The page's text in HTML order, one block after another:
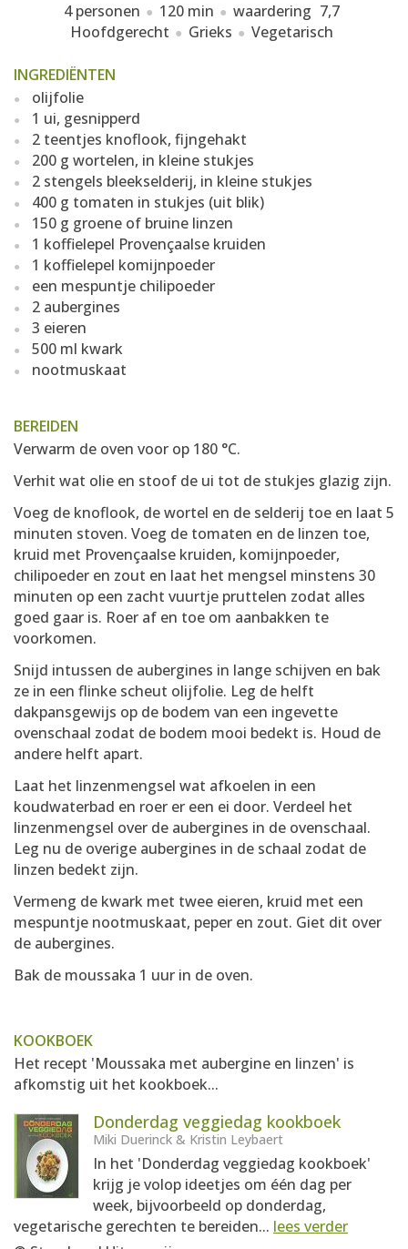
4 personen 120 min waardering 7,7
Hoofdgerecht
Grieks Vegetarisch
INGREDIËNTEN
olijfolie
1 ui, gesnipperd
2 teentjes knoflook, fijngehakt
200 g wortelen, in kleine stukjes
2 stengels bleekselderij, in kleine stukjes
400 g tomaten in stukjes (uit blik)
150 g groene of bruine linzen
1 koffielepel Provençaalse kruiden
1 koffielepel komijnpoeder
een mespuntje chilipoeder
2 aubergines
3 eieren
500 ml kwark
nootmuskaat
BEREIDEN
Verwarm de oven voor op 180 °C.
Verhit wat olie en stoof de ui tot de stukjes glazig zijn.
Voeg de knoflook, de wortel en de selderij toe en laat 5
minuten stoven. Voeg de tomaten en de linzen toe,
kruid met Provençaalse kruiden, komijnpoeder,
chilipoeder en zout en laat het mengsel minstens 30
minuten op een zacht vuurtje pruttelen zodat alles
goed gaar is. Roer af en toe om aanbakken te
voorkomen.
Snijd intussen de aubergines in lange schijven en bak
ze in een flinke scheut olijfolie. Leg de helft
dakpansgewijs op de bodem van een ingevette
ovenschaal zodat de bodem mooi bedekt is. Houd de
andere helft apart.
Laat het linzenmengsel wat afkoelen in een
koudwaterbad en roer er een ei door. Verdeel het
linzenmengsel over de aubergines in de ovenschaal.
Leg nu de overige aubergines in de schaal zodat de
linzen bedekt zijn.
Vermeng de kwark met twee eieren, kruid met een
mespuntje nootmuskaat, peper en zout. Giet dit over
de aubergines.
Bak de moussaka 1 uur in de oven.
KOOKBOEK
Het recept 'Moussaka met aubergine en linzen' is
afkomstig uit het kookboek...
Donderdag veggiedag kookboek
Miki Duerinck & Kristin Leybaert
In het 'Donderdag veggiedag kookboek'
krijg je volop ideetjes om één dag per
week, bijvoorbeeld op donderdag,
vegetarische gerechten te bereiden... lees verder